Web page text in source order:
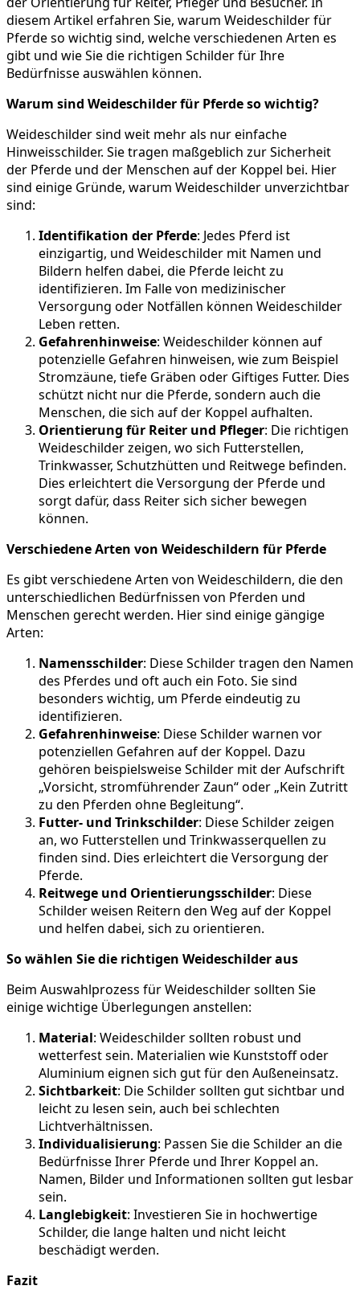
diesem Artikel erfahren Sie, warum Weideschilder für
Pferde so wichtig sind, welche verschiedenen Arten es
gibt und wie Sie die richtigen Schilder für Ihre
Bedürfnisse auswählen können.
Warum sind Weideschilder für Pferde so wichtig?
Weideschilder sind weit mehr als nur einfache
Hinweisschilder. Sie tragen maßgeblich zur Sicherheit
der Pferde und der Menschen auf der Koppel bei. Hier
sind einige Gründe, warum Weideschilder unverzichtbar
sind:
Identifikation der Pferde: Jedes Pferd ist
einzigartig, und Weideschilder mit Namen und
Bildern helfen dabei, die Pferde leicht zu
identifizieren. Im Falle von medizinischer
Versorgung oder Notfällen können Weideschilder
Leben retten.
Gefahrenhinweise: Weideschilder können auf
potenzielle Gefahren hinweisen, wie zum Beispiel
Stromzäune, tiefe Gräben oder Giftiges Futter. Dies
schützt nicht nur die Pferde, sondern auch die
Menschen, die sich auf der Koppel aufhalten.
Orientierung für Reiter und Pfleger: Die richtigen
Weideschilder zeigen, wo sich Futterstellen,
Trinkwasser, Schutzhütten und Reitwege befinden.
Dies erleichtert die Versorgung der Pferde und
sorgt dafür, dass Reiter sich sicher bewegen
können.
Verschiedene Arten von Weideschildern für Pferde
Es gibt verschiedene Arten von Weideschildern, die den
unterschiedlichen Bedürfnissen von Pferden und
Menschen gerecht werden. Hier sind einige gängige
Arten:
Namensschilder: Diese Schilder tragen den Namen
des Pferdes und oft auch ein Foto. Sie sind
besonders wichtig, um Pferde eindeutig zu
identifizieren.
Gefahrenhinweise: Diese Schilder warnen vor
potenziellen Gefahren auf der Koppel. Dazu
gehören beispielsweise Schilder mit der Aufschrift
„Vorsicht, stromführender Zaun“ oder „Kein Zutritt
zu den Pferden ohne Begleitung“.
Futter- und Trinkschilder: Diese Schilder zeigen
an, wo Futterstellen und Trinkwasserquellen zu
finden sind. Dies erleichtert die Versorgung der
Pferde.
Reitwege und Orientierungsschilder: Diese
Schilder weisen Reitern den Weg auf der Koppel
und helfen dabei, sich zu orientieren.
So wählen Sie die richtigen Weideschilder aus
Beim Auswahlprozess für Weideschilder sollten Sie
einige wichtige Überlegungen anstellen:
Material: Weideschilder sollten robust und
wetterfest sein. Materialien wie Kunststoff oder
Aluminium eignen sich gut für den Außeneinsatz.
Sichtbarkeit: Die Schilder sollten gut sichtbar und
leicht zu lesen sein, auch bei schlechten
Lichtverhältnissen.
Individualisierung: Passen Sie die Schilder an die
Bedürfnisse Ihrer Pferde und Ihrer Koppel an.
Namen, Bilder und Informationen sollten gut lesbar
sein.
Langlebigkeit: Investieren Sie in hochwertige
Schilder, die lange halten und nicht leicht
beschädigt werden.
Fazit